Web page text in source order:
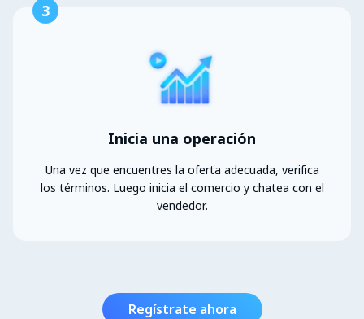
3
Inicia una operación
Una vez que encuentres la oferta adecuada, verifica
los términos. Luego inicia el comercio y chatea con el
vendedor.
Regístrate ahora